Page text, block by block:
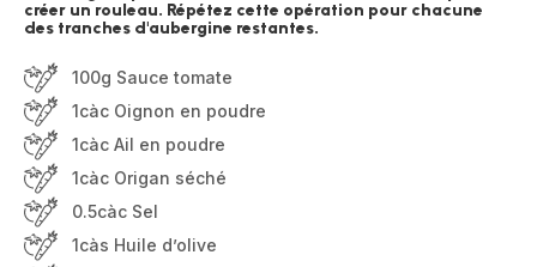
créer un rouleau. Répétez cette opération pour chacune
des tranches d'aubergine restantes.
100g Sauce tomate
1càc Oignon en poudre
1càc Ail en poudre
1càc Origan séché
0.5càc Sel
1càs Huile d’olive